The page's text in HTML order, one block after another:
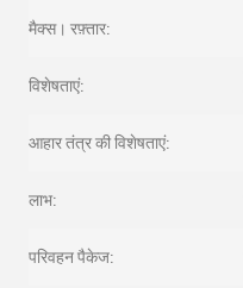
मैक्स। रफ़्तार:
विशेषताएं:
आहार तंत्र की विशेषताएं:
लाभ:
परिवहन पैकेज: